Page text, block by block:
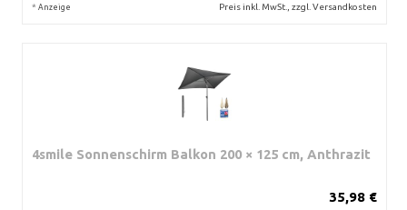
* Anzeige Preis inkl. MwSt., zzgl. Versandkosten
4smile Sonnenschirm Balkon 200 × 125 cm, Anthrazit
35,98 €